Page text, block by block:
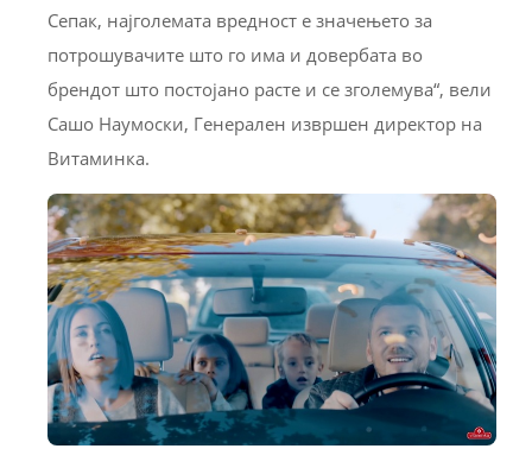
Сепак, најголемата вредност е значењето за
потрошувачите што го има и довербата во
брендот што постојано расте и се зголемува“, вели
Сашо Наумоски, Генерален извршен директор на
Витаминка.